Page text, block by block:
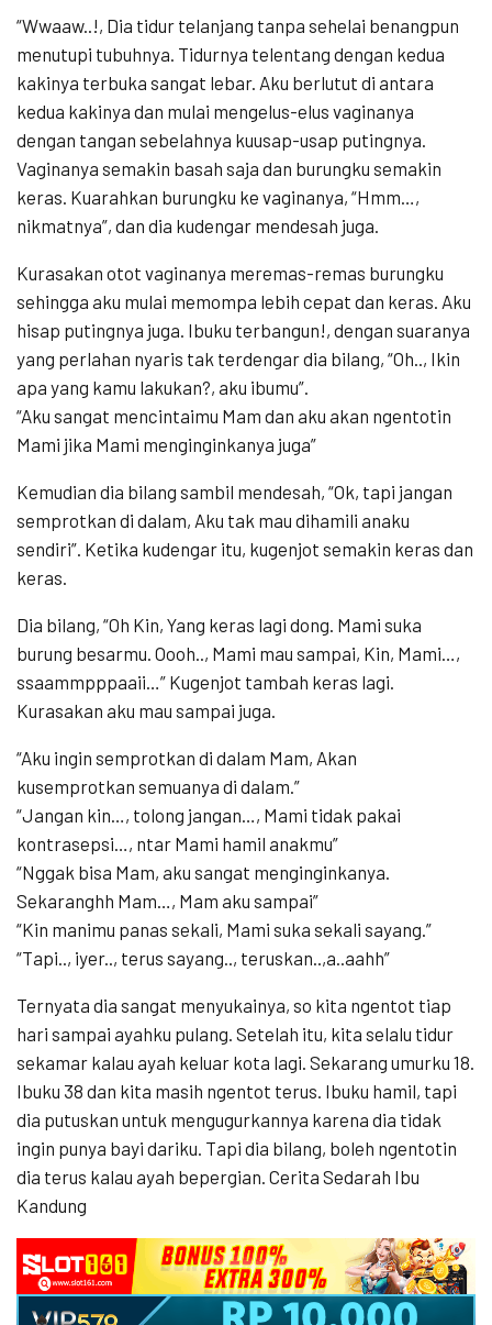
“Wwaaw..!, Dia tidur telanjang tanpa sehelai benangpun
menutupi tubuhnya. Tidurnya telentang dengan kedua
kakinya terbuka sangat lebar. Aku berlutut di antara
kedua kakinya dan mulai mengelus-elus vaginanya
dengan tangan sebelahnya kuusap-usap putingnya.
Vaginanya semakin basah saja dan burungku semakin
keras. Kuarahkan burungku ke vaginanya, “Hmm…,
nikmatnya”, dan dia kudengar mendesah juga.
Kurasakan otot vaginanya meremas-remas burungku
sehingga aku mulai memompa lebih cepat dan keras. Aku
hisap putingnya juga. Ibuku terbangun!, dengan suaranya
yang perlahan nyaris tak terdengar dia bilang, “Oh.., Ikin
apa yang kamu lakukan?, aku ibumu”.
“Aku sangat mencintaimu Mam dan aku akan ngentotin
Mami jika Mami menginginkanya juga”
Kemudian dia bilang sambil mendesah, “Ok, tapi jangan
semprotkan di dalam, Aku tak mau dihamili anaku
sendiri”. Ketika kudengar itu, kugenjot semakin keras dan
keras.
Dia bilang, “Oh Kin, Yang keras lagi dong. Mami suka
burung besarmu. Oooh.., Mami mau sampai, Kin, Mami…,
ssaammpppaaii…” Kugenjot tambah keras lagi.
Kurasakan aku mau sampai juga.
“Aku ingin semprotkan di dalam Mam, Akan
kusemprotkan semuanya di dalam.”
“Jangan kin…, tolong jangan…, Mami tidak pakai
kontrasepsi…, ntar Mami hamil anakmu”
“Nggak bisa Mam, aku sangat menginginkanya.
Sekaranghh Mam…, Mam aku sampai”
“Kin manimu panas sekali, Mami suka sekali sayang.”
“Tapi.., iyer.., terus sayang.., teruskan..,a..aahh”
Ternyata dia sangat menyukainya, so kita ngentot tiap
hari sampai ayahku pulang. Setelah itu, kita selalu tidur
sekamar kalau ayah keluar kota lagi. Sekarang umurku 18.
Ibuku 38 dan kita masih ngentot terus. Ibuku hamil, tapi
dia putuskan untuk mengugurkannya karena dia tidak
ingin punya bayi dariku. Tapi dia bilang, boleh ngentotin
dia terus kalau ayah bepergian. Cerita Sedarah Ibu
Kandung